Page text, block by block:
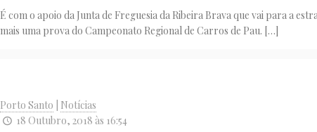
É com o apoio da Junta de Freguesia da Ribeira Brava que vai para a
mais uma prova do Campeonato Regional de Carros de Pau. […]
Porto Santo
Notícias
18 Outubro, 2018 às 16:54